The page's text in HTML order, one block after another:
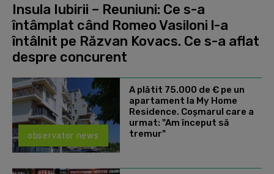
Insula Iubirii – Reuniuni: Ce s-a
întâmplat când Romeo Vasiloni l-a
întâlnit pe Răzvan Kovacs. Ce s-a aflat
despre concurent
observator news
A plătit 75.000 de € pe un
apartament la My Home
Residence. Coşmarul care a
urmat: "Am început să
tremur"